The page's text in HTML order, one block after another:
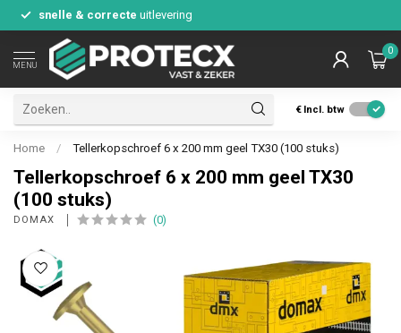
snelle & correcte uitlevering
MENU
0
€ Incl. btw
Home / Tellerkopschroef 6 x 200 mm geel TX30 (100 stuks)
Tellerkopschroef 6 x 200 mm geel TX30
(100 stuks)
DOMAX (0)